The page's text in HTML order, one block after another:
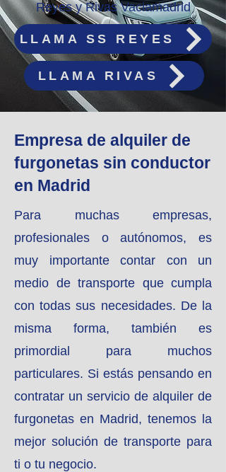
Reyes y Rivas Vaciamadrid
LLAMA SS REYES
LLAMA RIVAS
Empresa de alquiler de
furgonetas sin conductor
en Madrid
Para muchas empresas,
profesionales o autónomos, es
muy importante contar con un
medio de transporte que cumpla
con todas sus necesidades. De la
misma forma, también es
primordial para muchos
particulares. Si estás pensando en
contratar un servicio de alquiler de
furgonetas en Madrid, tenemos la
mejor solución de transporte para
ti o tu negocio.